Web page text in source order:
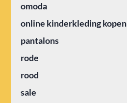
omoda
online kinderkleding kopen
pantalons
rode
rood
sale